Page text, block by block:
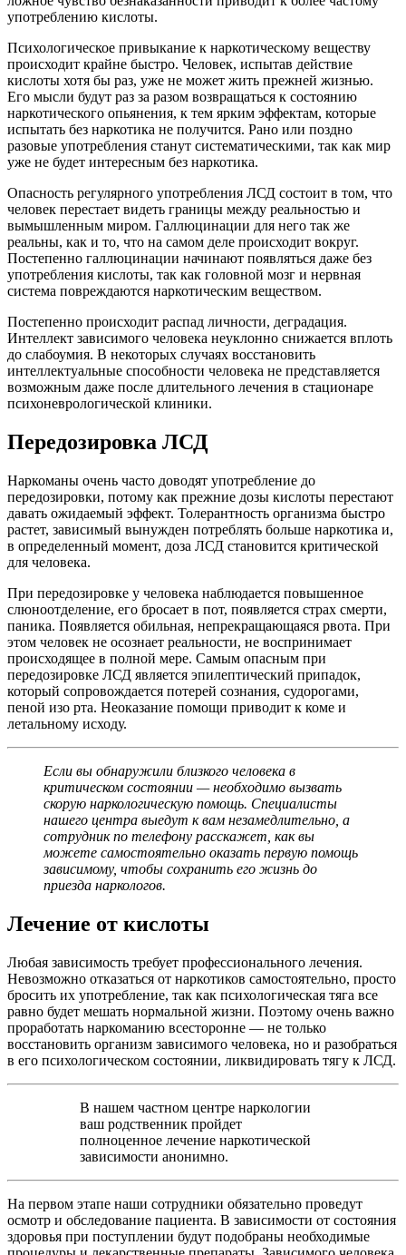
употреблению кислоты.
Психологическое привыкание к наркотическому веществу
происходит крайне быстро. Человек, испытав действие
кислоты хотя бы раз, уже не может жить прежней жизнью.
Его мысли будут раз за разом возвращаться к состоянию
наркотического опьянения, к тем ярким эффектам, которые
испытать без наркотика не получится. Рано или поздно
разовые употребления станут систематическими, так как мир
уже не будет интересным без наркотика.
Опасность регулярного употребления ЛСД состоит в том, что
человек перестает видеть границы между реальностью и
вымышленным миром. Галлюцинации для него так же
реальны, как и то, что на самом деле происходит вокруг.
Постепенно галлюцинации начинают появляться даже без
употребления кислоты, так как головной мозг и нервная
система повреждаются наркотическим веществом.
Постепенно происходит распад личности, деградация.
Интеллект зависимого человека неуклонно снижается вплоть
до слабоумия. В некоторых случаях восстановить
интеллектуальные способности человека не представляется
возможным даже после длительного лечения в стационаре
психоневрологической клиники.
Передозировка ЛСД
Наркоманы очень часто доводят употребление до
передозировки, потому как прежние дозы кислоты перестают
давать ожидаемый эффект. Толерантность организма быстро
растет, зависимый вынужден потреблять больше наркотика и,
в определенный момент, доза ЛСД становится критической
для человека.
При передозировке у человека наблюдается повышенное
слюноотделение, его бросает в пот, появляется страх смерти,
паника. Появляется обильная, непрекращающаяся рвота. При
этом человек не осознает реальности, не воспринимает
происходящее в полной мере. Самым опасным при
передозировке ЛСД является эпилептический припадок,
который сопровождается потерей сознания, судорогами,
пеной изо рта. Неоказание помощи приводит к коме и
летальному исходу.
Если вы обнаружили близкого человека в
критическом состоянии — необходимо вызвать
скорую наркологическую помощь. Специалисты
нашего центра выедут к вам незамедлительно, а
сотрудник по телефону расскажет, как вы
можете самостоятельно оказать первую помощь
зависимому, чтобы сохранить его жизнь до
приезда наркологов.
Лечение от кислоты
Любая зависимость требует профессионального лечения.
Невозможно отказаться от наркотиков самостоятельно, просто
бросить их употребление, так как психологическая тяга все
равно будет мешать нормальной жизни. Поэтому очень важно
проработать наркоманию всесторонне — не только
восстановить организм зависимого человека, но и разобраться
в его психологическом состоянии, ликвидировать тягу к ЛСД.
В нашем частном центре наркологии
ваш родственник пройдет
полноценное лечение наркотической
зависимости анонимно.
На первом этапе наши сотрудники обязательно проведут
осмотр и обследование пациента. В зависимости от состояния
здоровья при поступлении будут подобраны необходимые